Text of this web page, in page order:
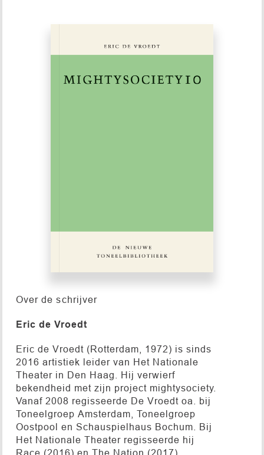
Over de schrijver
Eric de Vroedt
Eric de Vroedt (Rotterdam, 1972) is sinds
2016 artistiek leider van Het Nationale
Theater in Den Haag. Hij verwierf
bekendheid met zijn project mightysociety.
Vanaf 2008 regisseerde De Vroedt oa. bij
Toneelgroep Amsterdam, Toneelgroep
Oostpool en Schauspielhaus Bochum. Bij
Het Nationale Theater regisseerde hij
Race (2016) en The Nation (2017).